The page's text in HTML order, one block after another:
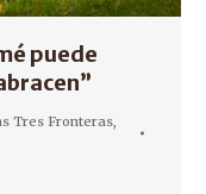
puede
Tres Fronteras,